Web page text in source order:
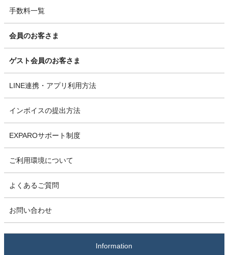
手数料一覧
会員のお客さま
ゲスト会員のお客さま
LINE連携・アプリ利用方法
インボイスの提出方法
EXPAROサポート制度
ご利用環境について
よくあるご質問
お問い合わせ
Information